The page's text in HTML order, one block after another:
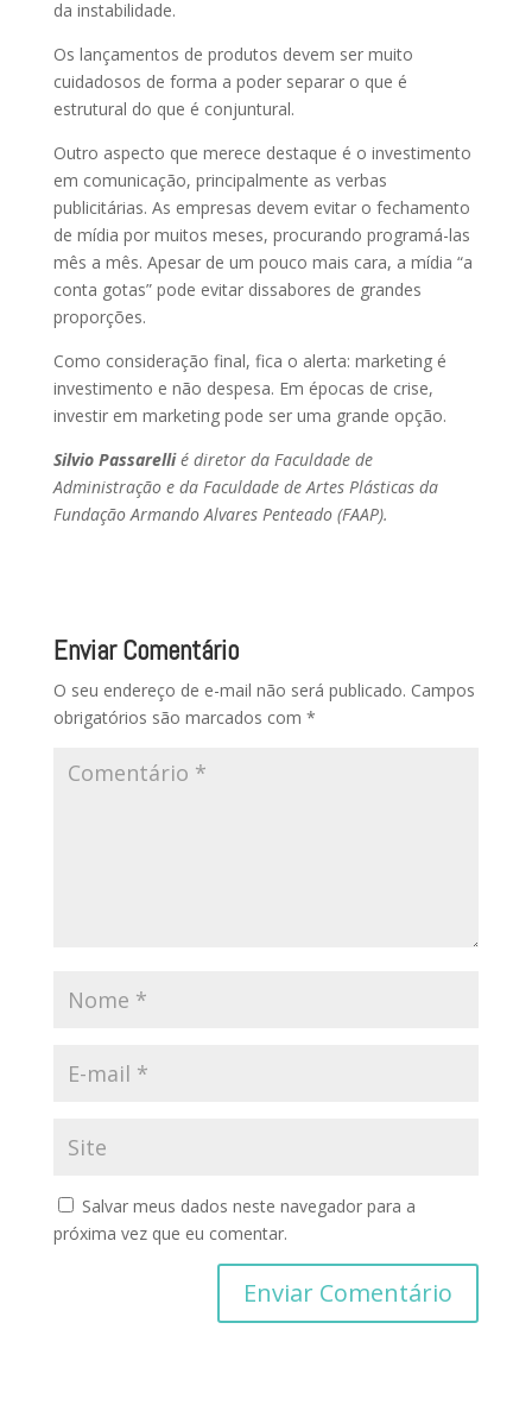
da instabilidade.
Os lançamentos de produtos devem ser muito
cuidadosos de forma a poder separar o que é
estrutural do que é conjuntural.
Outro aspecto que merece destaque é o investimento
em comunicação, principalmente as verbas
publicitárias. As empresas devem evitar o fechamento
de mídia por muitos meses, procurando programá-las
mês a mês. Apesar de um pouco mais cara, a mídia “a
conta gotas” pode evitar dissabores de grandes
proporções.
Como consideração final, fica o alerta: marketing é
investimento e não despesa. Em épocas de crise,
investir em marketing pode ser uma grande opção.
Silvio Passarellié diretor da Faculdade de
Administração e da Faculdade de Artes Plásticas da
Fundação Armando Alvares Penteado (FAAP).
Enviar Comentário
O seu endereço de e-mail não será publicado. Campos
obrigatórios são marcados com *
Salvar meus dados neste navegador para a
próxima vez que eu comentar.